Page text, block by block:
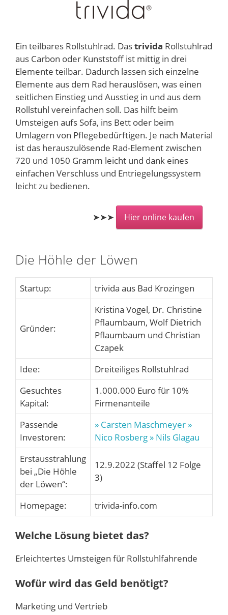
Ein teilbares Rollstuhlrad. Dastrivida Rollstuhlrad
aus Carbon oder Kunststoff ist mittig in drei
Elemente teilbar. Dadurch lassen sich einzelne
Elemente aus dem Rad herauslösen, was einen
seitlichen Einstieg und Ausstieg in und aus dem
Rollstuhl vereinfachen soll. Das hilft beim
Umsteigen aufs Sofa, ins Bett oder beim
Umlagern von Pflegebedürftigen. Je nach Material
ist das herauszulösende Rad-Element zwischen
720 und 1050 Gramm leicht und dank eines
einfachen Verschluss und Entriegelungssystem
leicht zu bedienen.
➤➤➤ Hier online kaufen
Die Höhle der Löwen
Startup: trivida aus Bad Krozingen
Gründer:
Kristina Vogel, Dr. Christine
Pflaumbaum, Wolf Dietrich
Pflaumbaum und Christian
Czapek
Idee:
Dreiteiliges Rollstuhlrad
Gesuchtes
Kapital:
1.000.000 Euro für 10%
Firmenanteile
Passende
Investoren:
» Carsten Maschmeyer »
Nico Rosberg » Nils Glagau
Erstausstrahlung
bei „Die Höhle
der Löwen“:
12.9.2022 (Staffel 12 Folge
3)
Homepage: trivida-info.com
Welche Lösung bietet das?
Erleichtertes Umsteigen für Rollstuhlfahrende
Wofür wird das Geld benötigt?
Marketing und Vertrieb